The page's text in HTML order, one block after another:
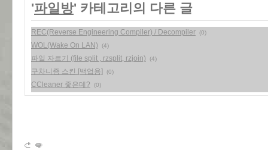
'파일방' 카테고리의 다른 글
REC(Reverse Engineering Compiler) / Decompiler (0)
WOL(Wake On LAN) (4)
파일 자르기 (file split , rzsplit, rzjoin) (4)
구차니즘 스킨 [백업용] (0)
CCleaner 좋은데? (0)